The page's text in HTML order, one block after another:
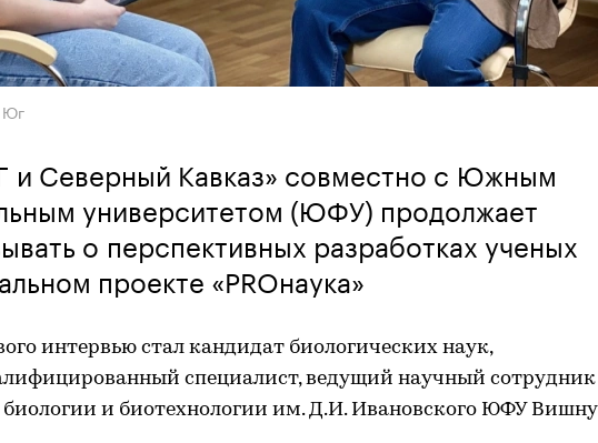
Юг
и Северный Кавказ» совместно с Южным
университетом (ЮФУ) продолжает
о перспективных разработках ученых
проекте «PROнаука»
интервью стал кандидат биологических наук,
специалист, ведущий научный сотрудник
и биотехнологии им. Д.И. Ивановского ЮФУ Вишну